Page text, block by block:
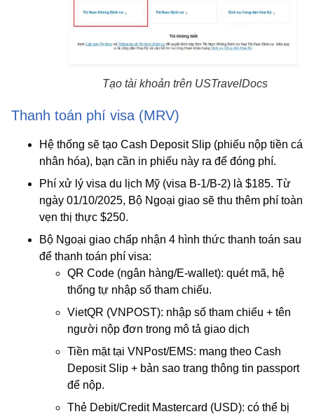
Tạo tài khoản trên USTravelDocs
Thanh toán phí visa (MRV)
Hệ thống sẽ tạo Cash Deposit Slip (phiếu nộp tiền cá
nhân hóa), bạn cần in phiếu này ra để đóng phí.
Phí xử lý visa du lịch Mỹ (visa B-1/B-2) là $185. Từ
ngày 01/10/2025, Bộ Ngoại giao sẽ thu thêm phí toàn
vẹn thị thực $250.
Bộ Ngoại giao chấp nhận 4 hình thức thanh toán sau
để thanh toán phí visa:
QR Code (ngân hàng/E-wallet): quét mã, hệ
thống tự nhập số tham chiếu.
VietQR (VNPOST): nhập số tham chiếu + tên
người nộp đơn trong mô tả giao dịch
Tiền mặt tại VNPost/EMS: mang theo Cash
Deposit Slip + bản sao trang thông tin passport
để nộp.
Thẻ Debit/Credit Mastercard (USD): có thể bị